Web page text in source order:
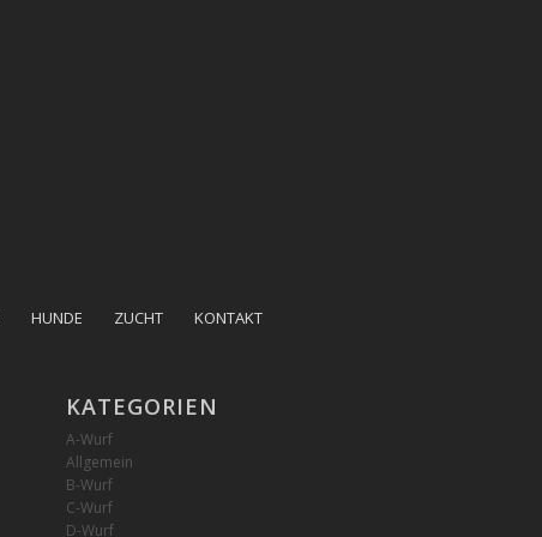
HUNDE ZUCHT KONTAKT
KATEGORIEN
A-Wurf
Allgemein
B-Wurf
C-Wurf
D-Wurf